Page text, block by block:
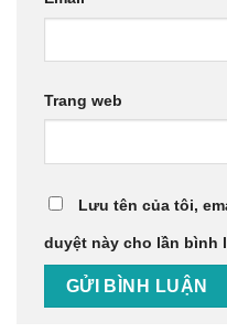
Trang web
Lưu tên của tôi,
duyệt này cho lần bình